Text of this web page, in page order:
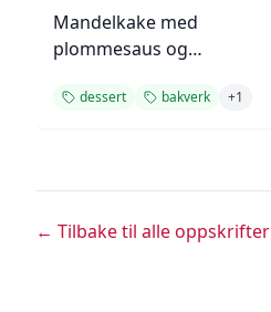
Mandelkake med
plommesaus og
dessert bakverk +1
← Tilbake til alle oppskrifter